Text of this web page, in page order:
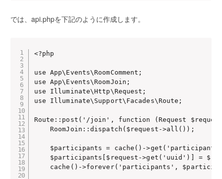
では、api.phpを下記のように作成します。
<?php
use App\Events\RoomComment;
use App\Events\RoomJoin;
use Illuminate\Http\Request;
use Illuminate\Support\Facades\Route;
Route::post('/join', function (Request
    RoomJoin::dispatch($request->all());
$participants = cache()-
$participants[$request->get('uuid')] =
cache()->forever('participants',